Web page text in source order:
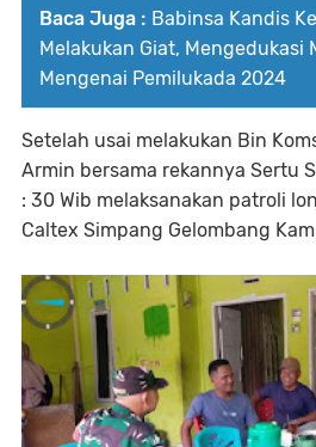
Baca Juga : Babinsa Kandis
Melakukan Giat, Mengedukasi
Mengenai Pemilukada 2024
Setelah usai melakukan Bin
Armin bersama rekannya Sertu
: 30 Wib melaksanakan patroli
Caltex Simpang Gelombang